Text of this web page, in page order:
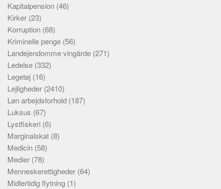
Kapitalpension (46)
Kirker (23)
Korruption (68)
Kriminelle penge (56)
Landejendomme vingårde (271)
Ledelse (332)
Legetøj (16)
Lejligheder (2410)
Løn arbejdsforhold (187)
Luksus (67)
Lystfiskeri (6)
Marginalskat (8)
Medicin (58)
Medier (78)
Menneskerettigheder (64)
Midlertidig flytning (1)